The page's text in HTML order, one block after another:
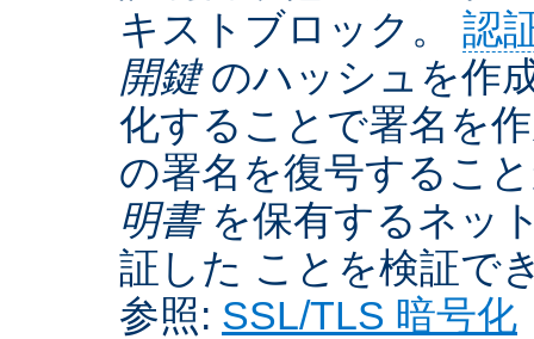
キストブロック。 認
開鍵のハッシュを作
化することで署名を
の署名を復号するこ
明書を保有するネッ
証した ことを検証で
参照: SSL/TLS 暗号化